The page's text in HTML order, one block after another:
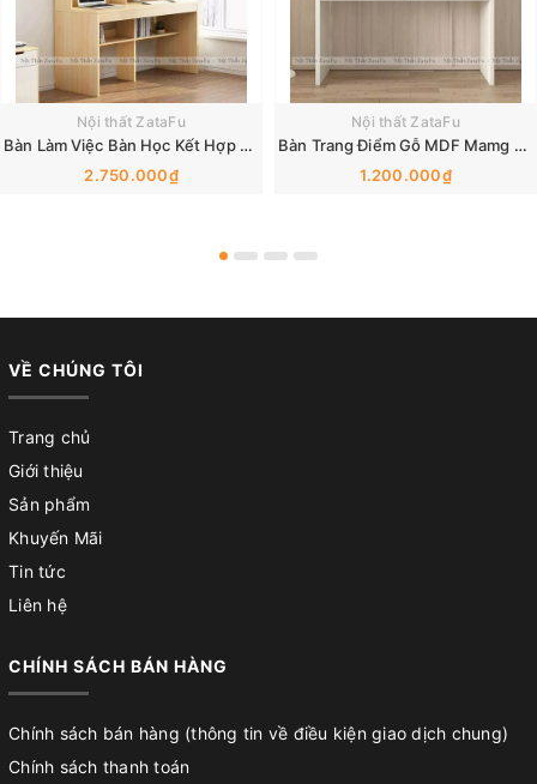
Nội thất ZataFu
Bàn Làm Việc Bàn Học Kết Hợp Kệ Sạch Có Không Gian Lưu Trữ Lớn BLV-175 ZataFu
2.750.000₫
Nội thất ZataFu
Bàn Trang Điểm Gỗ MDF Mamg Phong Cách Tối Giản BTD-37 ZataFu
1.200.000₫
VỀ CHÚNG TÔI
Trang chủ
Giới thiệu
Sản phẩm
Khuyến Mãi
Tin tức
Liên hệ
CHÍNH SÁCH BÁN HÀNG
Chính sách bán hàng (thông tin về điều kiện giao dịch chung)
Chính sách thanh toán